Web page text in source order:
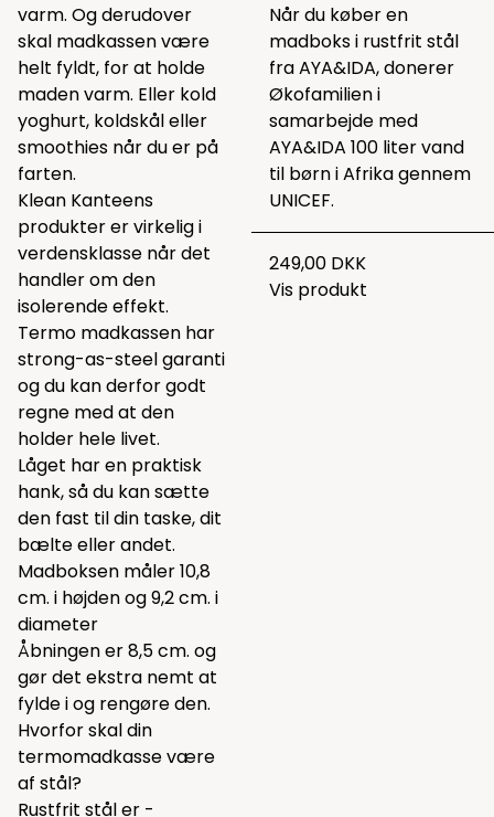
varm. Og derudover
skal madkassen være
helt fyldt, for at holde
maden varm. Eller kold
yoghurt, koldskål eller
smoothies når du er på
farten.
Klean Kanteens
produkter er virkelig i
verdensklasse når det
handler om den
isolerende effekt.
Termo madkassen har
strong-as-steel garanti
og du kan derfor godt
regne med at den
holder hele livet.
Låget har en praktisk
hank, så du kan sætte
den fast til din taske, dit
bælte eller andet.
Madboksen måler 10,8
cm. i højden og 9,2 cm. i
diameter
Åbningen er 8,5 cm. og
gør det ekstra nemt at
fylde i og rengøre den.
Hvorfor skal din
termomadkasse være
af stål?
Rustfrit stål er -
Når du køber en
madboks i rustfrit stål
fra AYA&IDA, donerer
Økofamilien i
samarbejde med
AYA&IDA 100 liter vand
til børn i Afrika gennem
UNICEF.
249,00 DKK
Vis produkt